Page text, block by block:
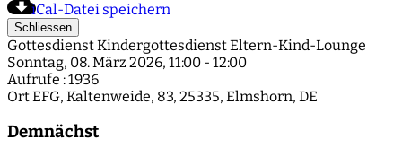
iCal-Datei speichern
Schliessen
Gottesdienst Kindergottesdienst Eltern-Kind-Lounge
Sonntag, 08. März 2026, 11:00 - 12:00
Aufrufe : 1936
OrtEFG, Kaltenweide, 83, 25335, Elmshorn, DE
Demnächst